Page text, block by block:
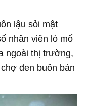
lậu sỏi mật
nhân viên lò mổ
ngoài thị trường,
đen buôn bán